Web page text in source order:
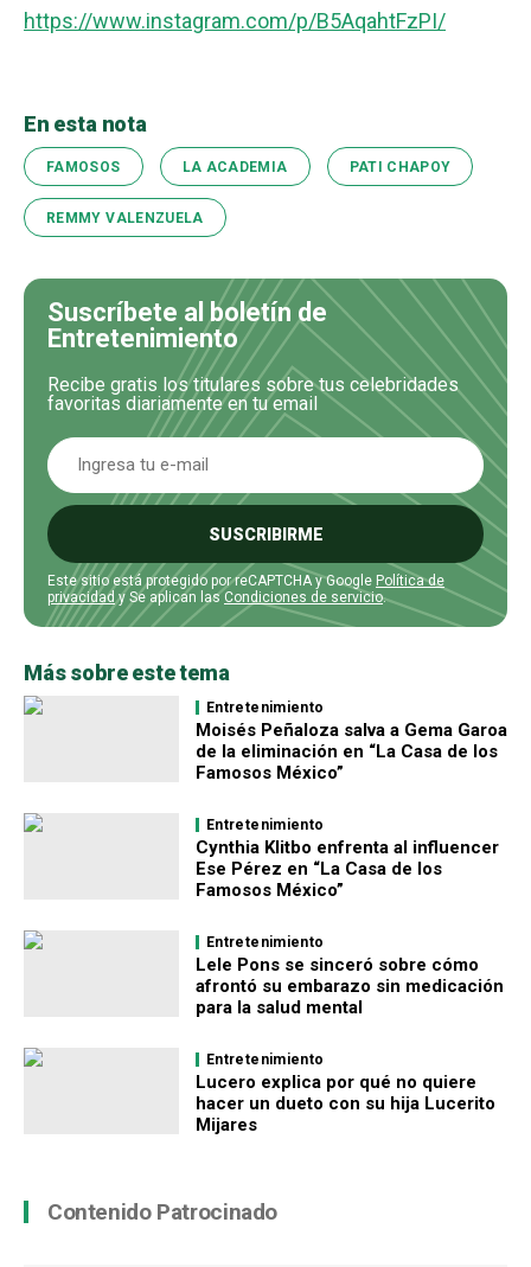
https://www.instagram.com/p/B5AqahtFzPI/
En esta nota
FAMOSOS LA ACADEMIA PATI CHAPOY
REMMY VALENZUELA
Suscríbete al boletín de
Entretenimiento
Recibe gratis los titulares sobre tus celebridades
favoritas diariamente en tu email
SUSCRIBIRME
Este sitio está protegido por reCAPTCHA y Google Política de
privacidad y Se aplican lasCondiciones de servicio.
Más sobre este tema
Entretenimiento
Moisés Peñaloza salva a Gema Garoa
de la eliminación en “La Casa de los
Famosos México”
Entretenimiento
Cynthia Klitbo enfrenta al influencer
Ese Pérez en “La Casa de los
Famosos México”
Entretenimiento
Lele Pons se sinceró sobre cómo
afrontó su embarazo sin medicación
para la salud mental
Entretenimiento
Lucero explica por qué no quiere
hacer un dueto con su hija Lucerito
Mijares
Contenido Patrocinado